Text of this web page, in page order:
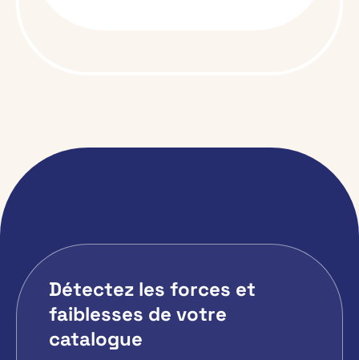
Détectez les forces et
faiblesses de votre
catalogue